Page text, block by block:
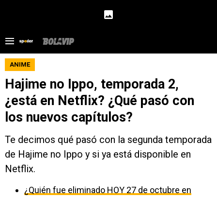
ANIME
Hajime no Ippo, temporada 2,
¿está en Netflix? ¿Qué pasó con
los nuevos capítulos?
Te decimos qué pasó con la segunda temporada
de Hajime no Ippo y si ya está disponible en
Netflix.
¿Quién fue eliminado HOY 27 de octubre en